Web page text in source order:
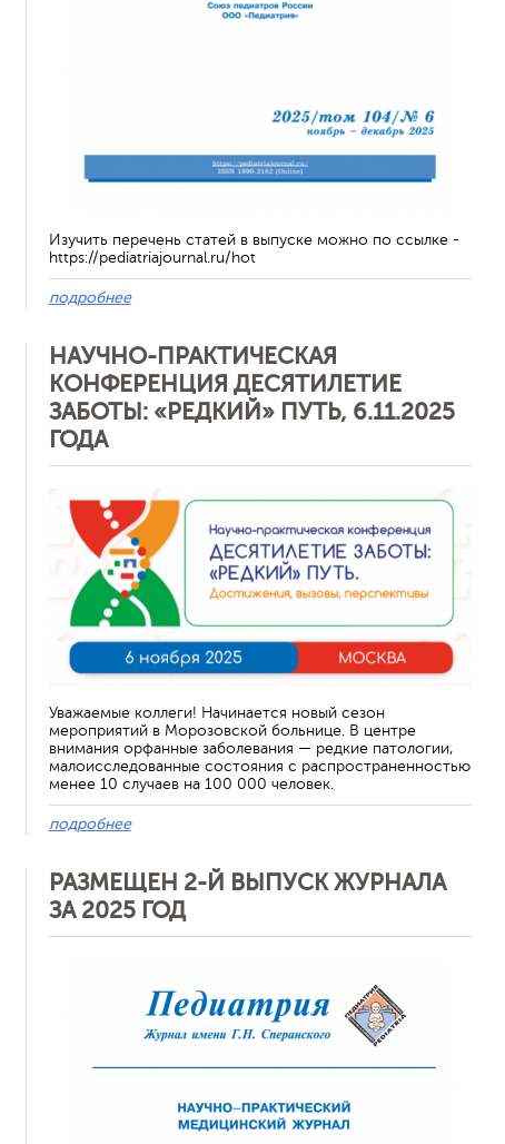
Изучить перечень статей в выпуске можно по ссылке -
https://pediatriajournal.ru/hot
подробнее
НАУЧНО-ПРАКТИЧЕСКАЯ
КОНФЕРЕНЦИЯ ДЕСЯТИЛЕТИЕ
ЗАБОТЫ: «РЕДКИЙ» ПУТЬ, 6.11.2025
ГОДА
Уважаемые коллеги! Начинается новый сезон
мероприятий в Морозовской больнице. В центре
внимания орфанные заболевания — редкие патологии,
малоисследованные состояния с распространенностью
менее 10 случаев на 100 000 человек.
подробнее
РАЗМЕЩЕН 2-Й ВЫПУСК ЖУРНАЛА
ЗА 2025 ГОД
Отменить